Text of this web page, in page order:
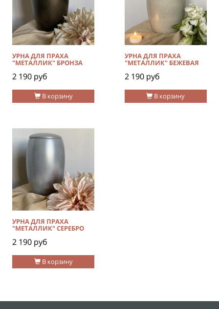
В корзину
УРНА ДЛЯ ПРАХА
"МЕТАЛЛИК" БРОНЗА
2 190 руб
В корзину
УРНА ДЛЯ ПРАХА
"МЕТАЛЛИК" БЕЖЕВАЯ
2 190 руб
В корзину
УРНА ДЛЯ ПРАХА
"МЕТАЛЛИК" СЕРЕБРО
2 190 руб